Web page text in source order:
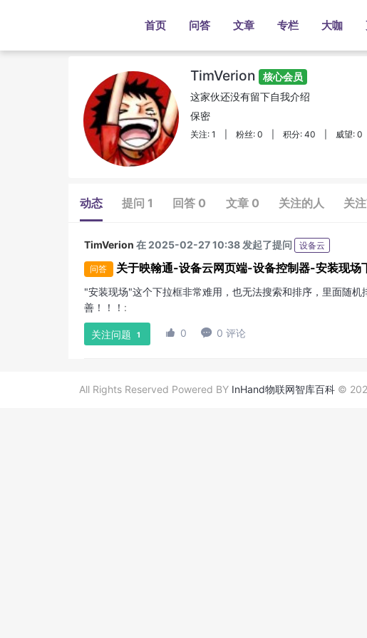
首页 问答 文章 专栏 大咖
TimVerion
核心会员
这家伙还没有留下自我介绍
保密
关注: 1 粉丝: 0 积分: 40 威望: 0
动态 提问 1 回答 0 文章 0 关注的人 关
TimVerion 在 2025-02-27 10:38 发起了提问 设备云
问答 关于映翰通-设备云网页端-设备控制器-安装现场
"安装现场"这个下拉框非常难用，也无法搜索和排序，里面随
善！！！ :
关注问题 1  0  0 评论
All Rights Reserved Powered BY InHand物联网智库百科 ©